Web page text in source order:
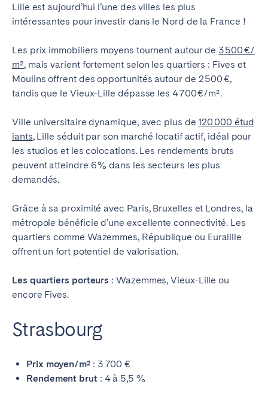
Lille est aujourd’hui l’une des villes les plus
intéressantes pour investir dans le Nord de la France !
Les prix immobiliers moyens tournent autour de 3 500 €/
m², mais varient fortement selon les quartiers : Fives et
Moulins offrent des opportunités autour de 2 500 €,
tandis que le Vieux-Lille dépasse les 4 700 €/m².
Ville universitaire dynamique, avec plus de 120 000 étud
iants, Lille séduit par son marché locatif actif, idéal pour
les studios et les colocations. Les rendements bruts
peuvent atteindre 6 % dans les secteurs les plus
demandés.
Grâce à sa proximité avec Paris, Bruxelles et Londres, la
métropole bénéficie d’une excellente connectivité. Les
quartiers comme Wazemmes, République ou Euralille
offrent un fort potentiel de valorisation.
Les quartiers porteurs : Wazemmes, Vieux-Lille ou
encore Fives.
Strasbourg
Prix moyen/m²: 3 700 €
Rendement brut : 4 à 5,5 %